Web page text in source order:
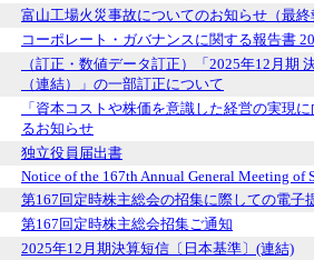
富山工場火災事故についてのお知らせ（最終
コーポレート・ガバナンスに関する報告書
（訂正・数値データ訂正）「2025年12月期
（連結）」の一部訂正について
「資本コストや株価を意識した経営の実現
るお知らせ
独立役員届出書
Notice of the 167th Annual General Meeting of
第167回定時株主総会の招集に際しての電子
第167回定時株主総会招集ご通知
2025年12月期決算短信〔日本基準〕(連結)